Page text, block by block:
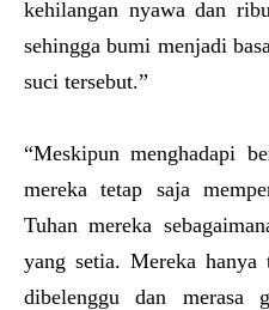
kehilangan nyawa dan
sehingga bumi menjadi
suci tersebut.”
“Meskipun menghadapi
mereka tetap saja
Tuhan mereka
yang setia. Mereka
dibelenggu dan merasa